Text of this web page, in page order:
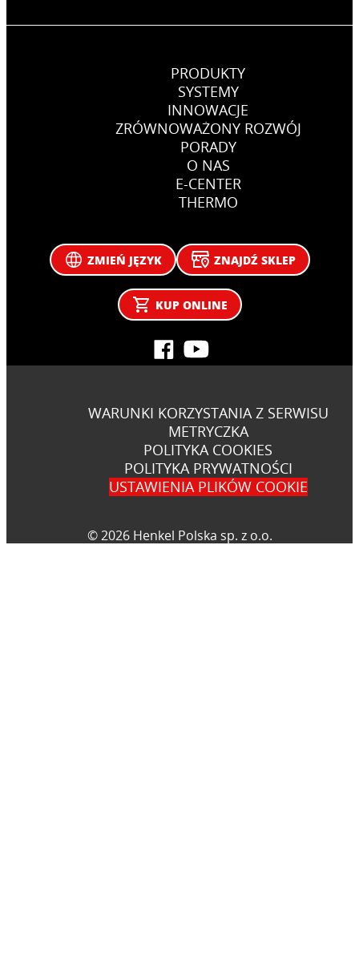
PRODUKTY
SYSTEMY
INNOWACJE
ZRÓWNOWAŻONY ROZWÓJ
PORADY
O NAS
E-CENTER
THERMO
ZMIEŃ JĘZYK ZNAJDŹ SKLEP
KUP ONLINE
WARUNKI KORZYSTANIA Z SERWISU
METRYCZKA
POLITYKA COOKIES
POLITYKA PRYWATNOŚCI
USTAWIENIA PLIKÓW COOKIE
© 2026 Henkel Polska sp. z o.o.